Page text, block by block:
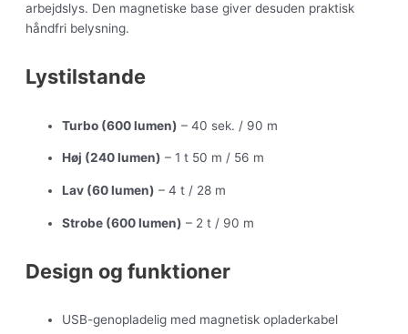
arbejdslys. Den magnetiske base giver desuden praktisk
håndfri belysning.
Lystilstande
Turbo (600 lumen) – 40 sek. / 90 m
Høj (240 lumen) – 1 t 50 m / 56 m
Lav (60 lumen) – 4 t / 28 m
Strobe (600 lumen) – 2 t / 90 m
Design og funktioner
USB-genopladelig med magnetisk opladerkabel